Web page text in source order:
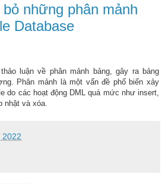
những phân mảnh
Database
luận về phân mảnh bảng, gây ra bảng
Phân mảnh là một vấn đề phổ biến xảy
do các hoạt động DML quá mức như insert,
nhật và xóa.
2022